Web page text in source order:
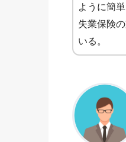
ように簡
失業保険
いる。